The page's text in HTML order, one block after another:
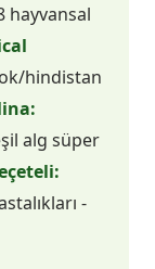
hayvansal
hindistan
alg süper
-